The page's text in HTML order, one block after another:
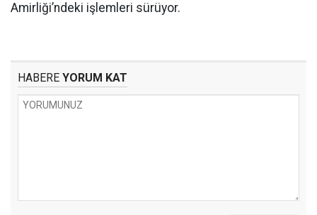
Amirliği’ndeki işlemleri sürüyor.
HABERE YORUM KAT